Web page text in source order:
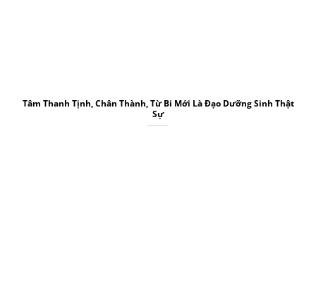
Tâm Thanh Tịnh, Chân Thành, Từ Bi Mới Là Đạo Dưỡng Sinh Thật
Sự